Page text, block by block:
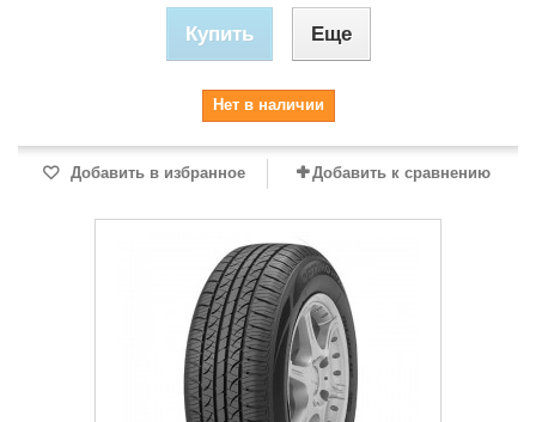
Купить Еще
Нет в наличии
Добавить в избранное Добавить к сравнению